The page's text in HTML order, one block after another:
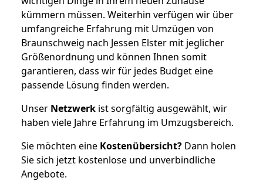
kümmern müssen. Weiterhin verfügen wir über
umfangreiche Erfahrung mit Umzügen von
Braunschweig nach Jessen Elster mit jeglicher
Größenordnung und können Ihnen somit
garantieren, dass wir für jedes Budget eine
passende Lösung finden werden.
Unser Netzwerk ist sorgfältig ausgewählt, wir
haben viele Jahre Erfahrung im Umzugsbereich.
Sie möchten eine Kostenübersicht? Dann holen
Sie sich jetzt kostenlose und unverbindliche
Angebote.